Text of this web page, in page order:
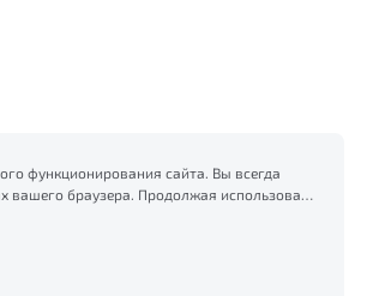
функционирования сайта. Вы всегда
вашего браузера. Продолжая использовать
и возможной блокировке